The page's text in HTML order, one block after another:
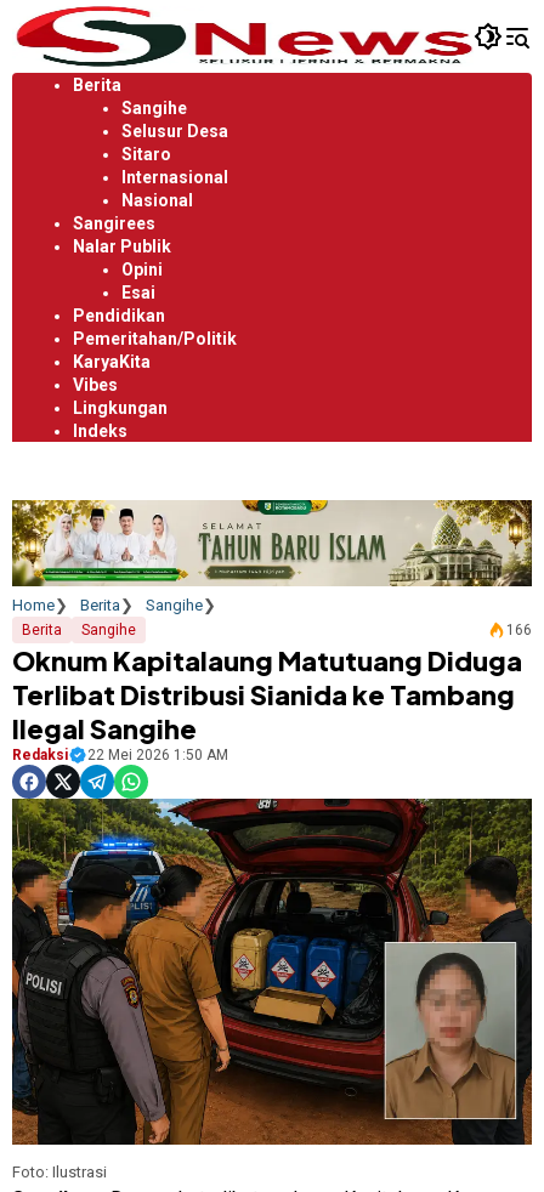
Langsung
ke
konten
Berita
Sangihe
Selusur Desa
Sitaro
Internasional
Nasional
Sangirees
Nalar Publik
Opini
Esai
Pendidikan
Pemeritahan/Politik
KaryaKita
Vibes
Lingkungan
Indeks
Home Berita Sangihe
Berita Sangihe 166
Oknum Kapitalaung Matutuang Diduga
Terlibat Distribusi Sianida ke Tambang
Ilegal Sangihe
Redaksi 22 Mei 2026 1:50 AM
Foto: Ilustrasi